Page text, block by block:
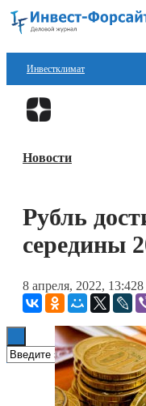
Инвестклимат
Финансы
Блокчейн
Технологии
Книги
Новости
Рубль
середины
8 апреля, 2022, 13:428